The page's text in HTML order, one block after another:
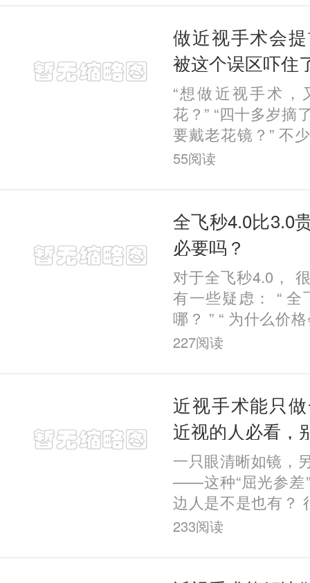
Vision China（视
做近视手术会
被这个误区吓住
“想做近视手术，
花？” “四十多岁摘
要戴老花镜？” 不
存顾虑，最常见的
55阅读
全飞秒4.0比3.0
必要吗？
对于全飞秒4.0，
有一些疑虑： “ 全
哪？ ” “ 为什么价
几千块钱？ ” “有
227阅读
近视手术能只
近视的人必看，
一只眼清晰如镜，
——这种“屈光参差
边人是不是也有？
有一只眼能看清，
233阅读